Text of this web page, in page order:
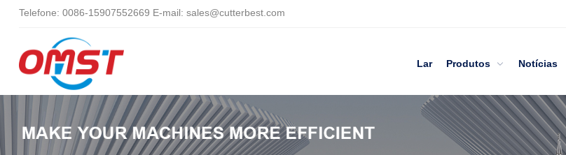
Telefone: 0086-15907552669 E-mail: sales@cutterbest.com
Lar Produtos Notícias